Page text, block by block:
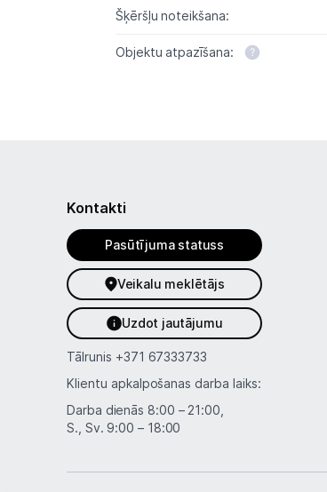
Šķēršļu noteikšana:
Objektu atpazīšana:
Kontakti
Pasūtījuma statuss
Veikalu meklētājs
Uzdot jautājumu
Tālrunis +371 67333733
Klientu apkalpošanas darba laiks:
Darba dienās 8:00 – 21:00,
S., Sv. 9:00 – 18:00